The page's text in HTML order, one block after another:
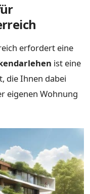
erfordert eine
ist eine
die Ihnen dabei
eigenen Wohnung